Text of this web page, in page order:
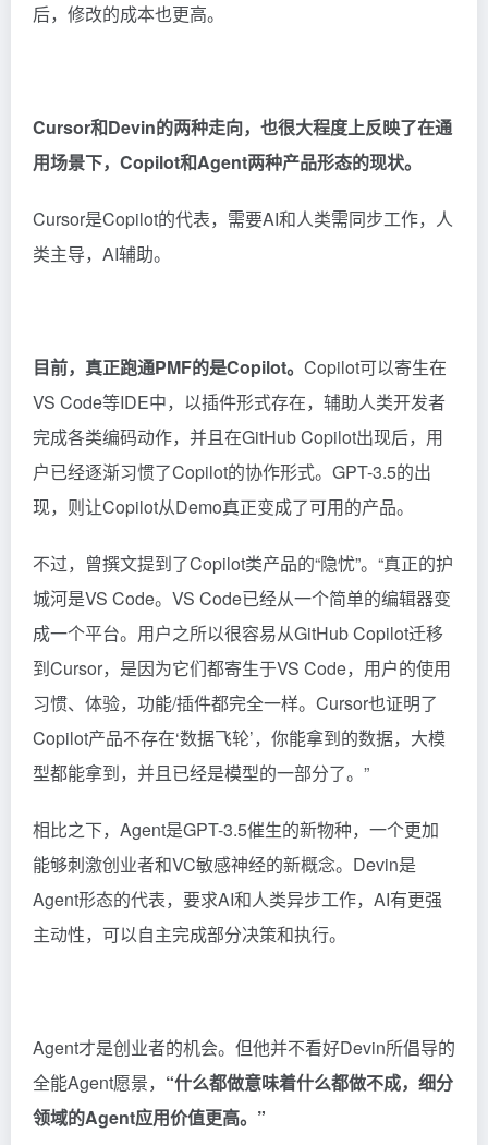
后，修改的成本也更高。
Cursor和Devin的两种走向，也很大程度上反映了在通
用场景下，Copilot和Agent两种产品形态的现状。
Cursor是Copilot的代表，需要AI和人类需同步工作，人
类主导，AI辅助。
目前，真正跑通PMF的是Copilot。 Copilot可以寄生在
VS Code等IDE中，以插件形式存在，辅助人类开发者
完成各类编码动作，并且在GitHub Copilot出现后，用
户已经逐渐习惯了Copilot的协作形式。GPT-3.5的出
现，则让Copilot从Demo真正变成了可用的产品。
不过，曾撰文提到了Copilot类产品的“隐忧”。“真正的护
城河是VS Code。VS Code已经从一个简单的编辑器变
成一个平台。用户之所以很容易从GitHub Copilot迁移
到Cursor，是因为它们都寄生于VS Code，用户的使用
习惯、体验，功能/插件都完全一样。Cursor也证明了
Copilot产品不存在‘数据飞轮’，你能拿到的数据，大模
型都能拿到，并且已经是模型的一部分了。”
相比之下，Agent是GPT-3.5催生的新物种，一个更加
能够刺激创业者和VC敏感神经的新概念。Devin是
Agent形态的代表，要求AI和人类异步工作，AI有更强
主动性，可以自主完成部分决策和执行。
Agent才是创业者的机会。但他并不看好Devin所倡导的
全能Agent愿景， “什么都做意味着什么都做不成，细分
领域的Agent应用价值更高。”